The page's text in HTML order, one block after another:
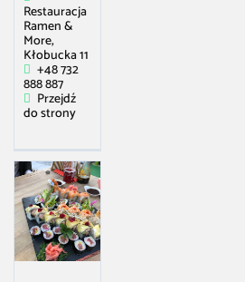
Restauracja
Ramen &
More,
Kłobucka 11
+48 732
888 887
Przejdź
do strony